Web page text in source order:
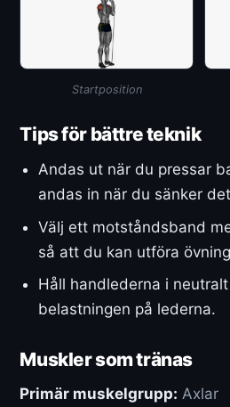
Startposition
Tips för bättre teknik
Andas ut när du pressar
andas in när du sänker
Välj ett motståndsband
så att du kan utföra
Håll handlederna i
belastningen på lederna.
Muskler som tränas
Primär muskelgrupp: Axlar